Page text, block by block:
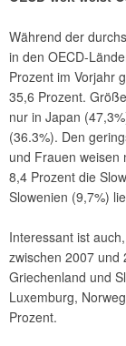
Während der
in den OECD-
Prozent im Vorjahr
35,6 Prozent.
nur in Japan
(36.3%). Den
und Frauen weisen
8,4 Prozent die
Slowenien (9,7%)
Interessant ist
zwischen 2007 und
Griechenland und
Luxemburg,
Prozent.